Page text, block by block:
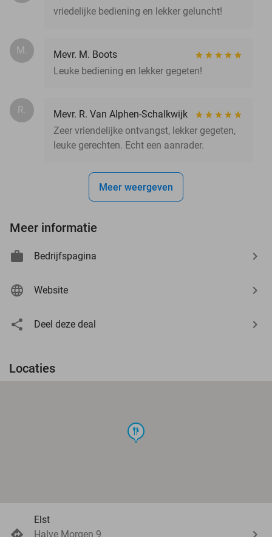
vriedelijke bediening en lekker geluncht!
M.
Mevr. M. Boots
Leuke bediening en lekker gegeten!
R.
Mevr. R. Van Alphen-Schalkwijk
Zeer vriendelijke ontvangst, lekker gegeten,
leuke gerechten. Echt een aanrader.
Meer weergeven
Meer informatie
Bedrijfspagina
Website
Deel deze deal
Locaties
food
Elst
Halve Morgen 9